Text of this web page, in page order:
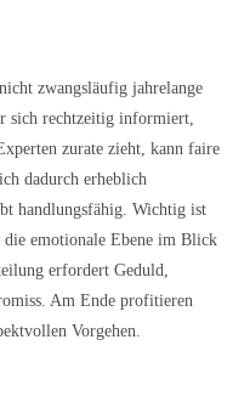
zwangsläufig jahrelange
sich rechtzeitig informiert,
zurate zieht, kann faire
dadurch erheblich
handlungsfähig. Wichtig ist
die emotionale Ebene im Blick
erfordert Geduld,
Am Ende profitieren
Vorgehen.